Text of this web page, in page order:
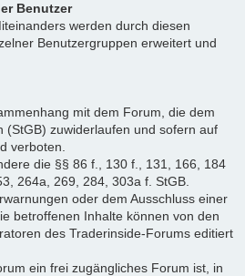
Benutzer
werden durch diesen
Benutzergruppen erweitert und
mit dem Forum, die dem
(StGB) zuwiderlaufen und sofern auf
verboten.
die §§ 86 f., 130 f., 131, 166, 184
264a, 269, 284, 303a f. StGB.
oder dem Ausschluss einer
betroffenen Inhalte können von den
des Traderinside-Forums editiert
ein frei zugängliches Forum ist, in